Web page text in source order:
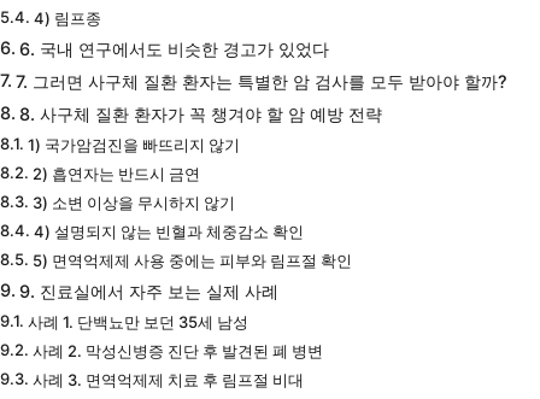
4) 림프종
6. 국내 연구에서도 비슷한 경고가 있었다
7. 그러면 사구체 질환 환자는 특별한 암 검사를 모두 받아야 할까?
8. 사구체 질환 환자가 꼭 챙겨야 할 암 예방 전략
1) 국가암검진을 빠뜨리지 않기
2) 흡연자는 반드시 금연
3) 소변 이상을 무시하지 않기
4) 설명되지 않는 빈혈과 체중감소 확인
5) 면역억제제 사용 중에는 피부와 림프절 확인
9. 진료실에서 자주 보는 실제 사례
사례 1. 단백뇨만 보던 35세 남성
사례 2. 막성신병증 진단 후 발견된 폐 병변
사례 3. 면역억제제 치료 후 림프절 비대